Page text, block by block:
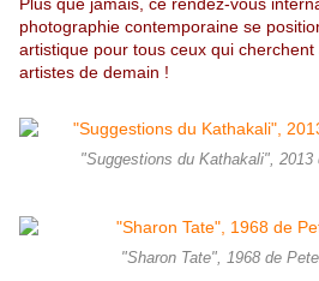
photographie contemporaine se
artistique pour tous ceux qui
artistes de demain !
"Suggestions du Kathakali", 2013
"Sharon Tate", 1968 de